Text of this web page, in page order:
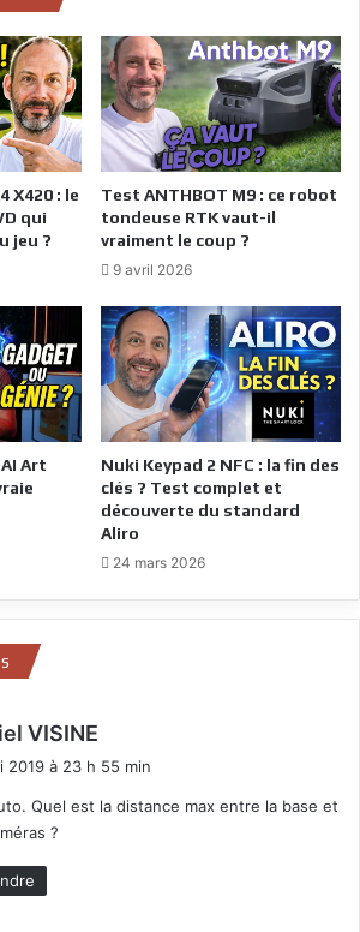
X420 : le
qui
jeu ?
Test ANTHBOT M9 : ce robot
tondeuse RTK vaut-il
vraiment le coup ?
9 avril 2026
Art
Nuki Keypad 2 NFC : la fin des
clés ? Test complet et
découverte du standard
Aliro
24 mars 2026
VISINE
2019 à 23 h 55 min
Quel est la distance max entre la base et
?